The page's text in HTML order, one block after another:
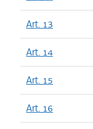
Art. 13
Art. 14
Art. 15
Art. 16